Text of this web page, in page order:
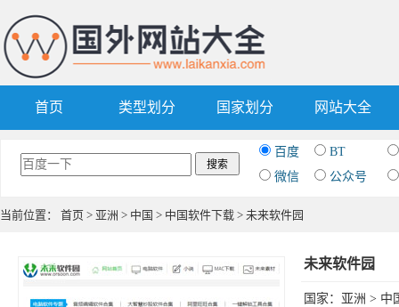
首页 类型划分 国家划分 网站大全
百度
BT
微信
公众号
当前位置： 首页 > 亚洲 > 中国 > 中国软件下载 > 未来软件园
未来软件园
国家： 亚洲 > 中